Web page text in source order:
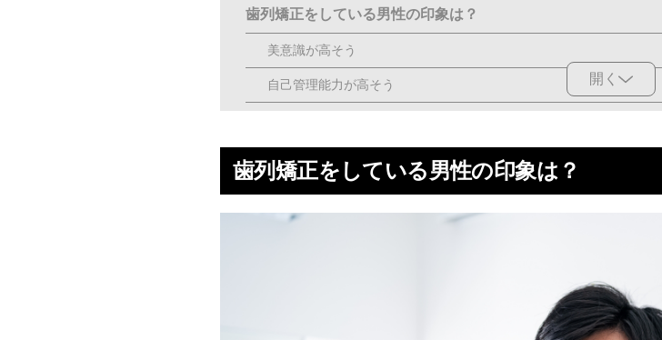
歯列矯正をしている男性の印象は？
美意識が高そう
自己管理能力が高そう
①自己肯定感が高まる
②恋愛やビジネスシーンでプラスに働く
歯列矯正の見た目が気になる男性におすすめの矯正方法
開く
歯列矯正をしている男性の印象は？